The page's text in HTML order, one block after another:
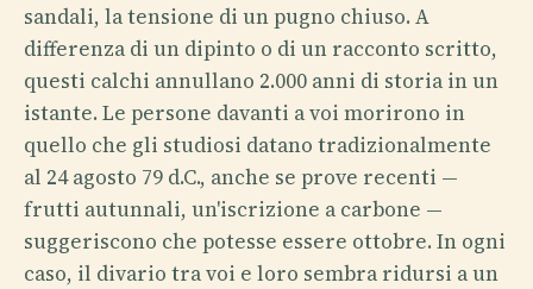
sandali, la tensione di un pugno chiuso. A
differenza di un dipinto o di un racconto scritto,
questi calchi annullano 2.000 anni di storia in un
istante. Le persone davanti a voi morirono in
quello che gli studiosi datano tradizionalmente
al 24 agosto 79 d.C., anche se prove recenti —
frutti autunnali, un'iscrizione a carbone —
suggeriscono che potesse essere ottobre. In ogni
caso, il divario tra voi e loro sembra ridursi a un